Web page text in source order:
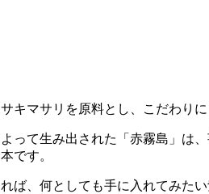
キマサリを原料とし、こだわり
って生み出された「赤霧島」は
です。
ば、何としても手に入れてみたい